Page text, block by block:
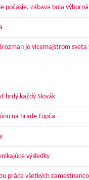
počasie, zábava bola výborná
je vicemajstrom sveta
hrdý každý Slovák
na hrade Ľupča
výsledky
práce všetkých